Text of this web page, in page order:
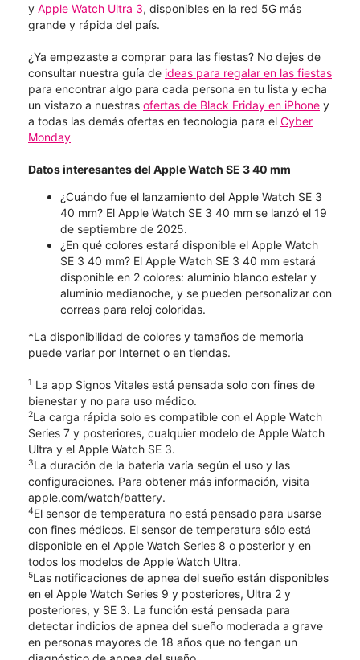
y Apple Watch Ultra 3, disponibles en la red 5G más
grande y rápida del país.
¿Ya empezaste a comprar para las fiestas? No dejes de
consultar nuestra guía de ideas para regalar en las fiestas
para encontrar algo para cada persona en tu lista y echa
un vistazo a nuestras ofertas de Black Friday en iPhone y
a todas las demás ofertas en tecnología para el Cyber
Monday
Datos interesantes del Apple Watch SE 3 40 mm
¿Cuándo fue el lanzamiento del Apple Watch SE 3
40 mm? El Apple Watch SE 3 40 mm se lanzó el 19
de septiembre de 2025.
¿En qué colores estará disponible el Apple Watch
SE 3 40 mm? El Apple Watch SE 3 40 mm estará
disponible en 2 colores: aluminio blanco estelar y
aluminio medianoche, y se pueden personalizar con
correas para reloj coloridas.
*La disponibilidad de colores y tamaños de memoria
puede variar por Internet o en tiendas.
1 La app Signos Vitales está pensada solo con fines de
bienestar y no para uso médico.
2La carga rápida solo es compatible con el Apple Watch
Series 7 y posteriores, cualquier modelo de Apple Watch
Ultra y el Apple Watch SE 3.
3La duración de la batería varía según el uso y las
configuraciones. Para obtener más información, visita
apple.com/watch/battery.
4El sensor de temperatura no está pensado para usarse
con fines médicos. El sensor de temperatura sólo está
disponible en el Apple Watch Series 8 o posterior y en
todos los modelos de Apple Watch Ultra.
5Las notificaciones de apnea del sueño están disponibles
en el Apple Watch Series 9 y posteriores, Ultra 2 y
posteriores, y SE 3. La función está pensada para
detectar indicios de apnea del sueño moderada a grave
en personas mayores de 18 años que no tengan un